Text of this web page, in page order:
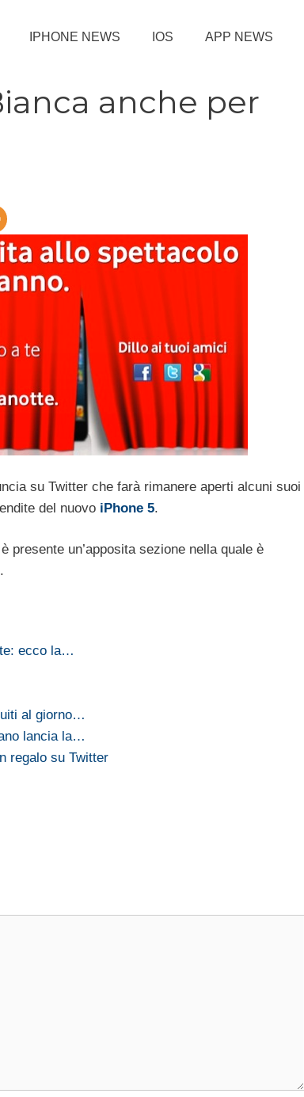
IPHONE NEWS IOS APP NEWS
anche per
su Twitter che farà rimanere aperti alcuni suoi
del nuovo iPhone 5.
è presente un’apposita sezione nella quale è
ecco la…
al giorno…
lancia la…
regalo su Twitter